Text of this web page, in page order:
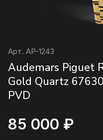
Арт. AP-1243
Audemars Piguet
Gold Quartz
PVD
85 000 ₽